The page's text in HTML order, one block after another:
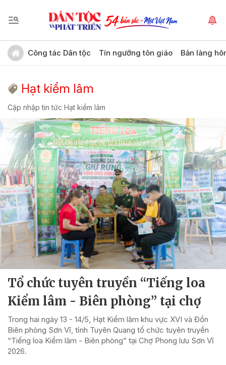
Công tác Dân tộc Tín ngưỡng tôn giáo Bản làng
Hạt kiểm lâm
Cập nhập tin tức Hạt kiểm lâm
Tổ chức tuyên truyền “Tiếng loa
Kiểm lâm - Biên phòng” tại chợ
Trong hai ngày 13 - 14/5, Hạt Kiểm lâm khu vực XVI và Đồn
Biên phòng Sơn Vĩ, tỉnh Tuyên Quang tổ chức tuyên truyền
“Tiếng loa Kiểm lâm - Biên phòng” tại Chợ Phong lưu Sơn Vĩ
2026.